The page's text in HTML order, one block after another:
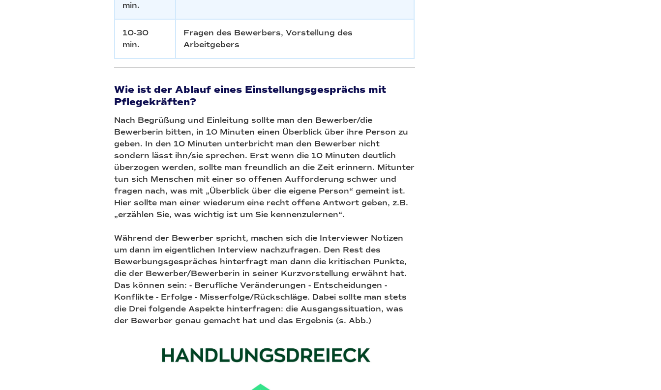
min.
10-30
min.
Fragen des Bewerbers, Vorstellung des
Arbeitgebers
Wie ist der Ablauf eines Einstellungsgesprächs mit
Pflegekräften?
Nach Begrüßung und Einleitung sollte man den Bewerber/die
Bewerberin bitten, in 10 Minuten einen Überblick über ihre Person zu
geben. In den 10 Minuten unterbricht man den Bewerber nicht
sondern lässt ihn/sie sprechen. Erst wenn die 10 Minuten deutlich
überzogen werden, sollte man freundlich an die Zeit erinnern. Mitunter
tun sich Menschen mit einer so offenen Aufforderung schwer und
fragen nach, was mit „Überblick über die eigene Person“ gemeint ist.
Hier sollte man einer wiederum eine recht offene Antwort geben, z.B.
„erzählen Sie, was wichtig ist um Sie kennenzulernen“.
Während der Bewerber spricht, machen sich die Interviewer Notizen
um dann im eigentlichen Interview nachzufragen. Den Rest des
Bewerbungsgespräches hinterfragt man dann die kritischen Punkte,
die der Bewerber/Bewerberin in seiner Kurzvorstellung erwähnt hat.
Das können sein: - Berufliche Veränderungen - Entscheidungen -
Konflikte - Erfolge - Misserfolge/Rückschläge. Dabei sollte man stets
die Drei folgende Aspekte hinterfragen: die Ausgangssituation, was
der Bewerber genau gemacht hat und das Ergebnis (s. Abb.)